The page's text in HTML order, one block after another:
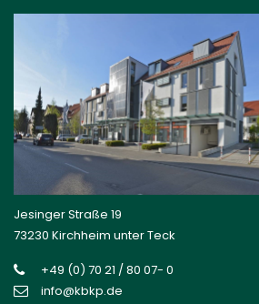
Jesinger Straße 19
73230 Kirchheim unter Teck
+49 (0) 70 21 / 80 07- 0
info@kbkp.de